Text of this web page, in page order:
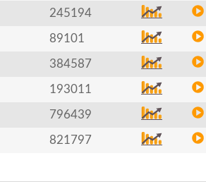
245194
89101
384587
193011
796439
821797